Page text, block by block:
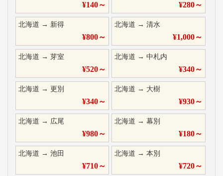
¥140～ ¥280～
北海道 → 新得
¥800～
北海道 →清水
¥1,000～
北海道 → 芽室
¥520～
北海道 →中札内
¥340～
北海道 → 更別
¥340～
北海道 → 大樹
¥930～
北海道 → 広尾
¥980～
北海道 →幕別
¥180～
北海道 → 池田
¥710～
北海道 →本別
¥720～